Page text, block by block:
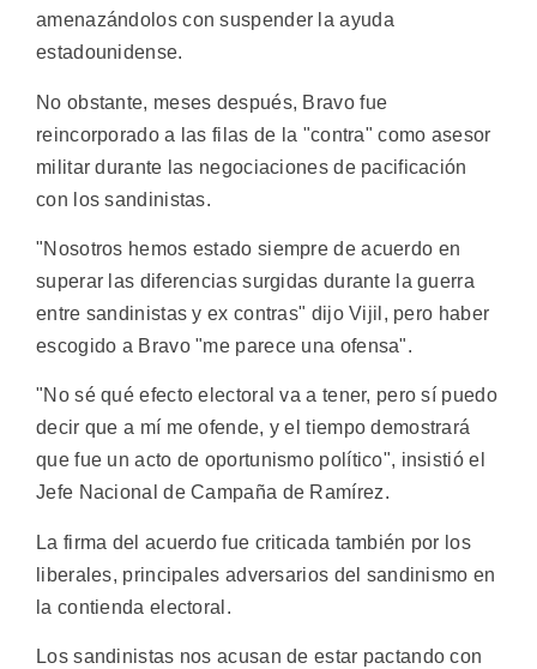
amenazándolos con suspender la ayuda
estadounidense.
No obstante, meses después, Bravo fue
reincorporado a las filas de la "contra" como asesor
militar durante las negociaciones de pacificación
con los sandinistas.
"Nosotros hemos estado siempre de acuerdo en
superar las diferencias surgidas durante la guerra
entre sandinistas y ex contras" dijo Vijil, pero haber
escogido a Bravo "me parece una ofensa".
"No sé qué efecto electoral va a tener, pero sí puedo
decir que a mí me ofende, y el tiempo demostrará
que fue un acto de oportunismo político", insistió el
Jefe Nacional de Campaña de Ramírez.
La firma del acuerdo fue criticada también por los
liberales, principales adversarios del sandinismo en
la contienda electoral.
Los sandinistas nos acusan de estar pactando con